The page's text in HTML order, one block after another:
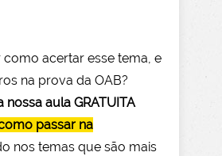
como acertar esse tema, e
na prova da OAB?
nossa aula GRATUITA
passar na
nos temas que são mais